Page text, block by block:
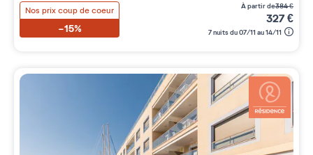
Nos prix coup de coeur
-15%
à partir de384€
327€
7 nuits du 07/11 au 14/11